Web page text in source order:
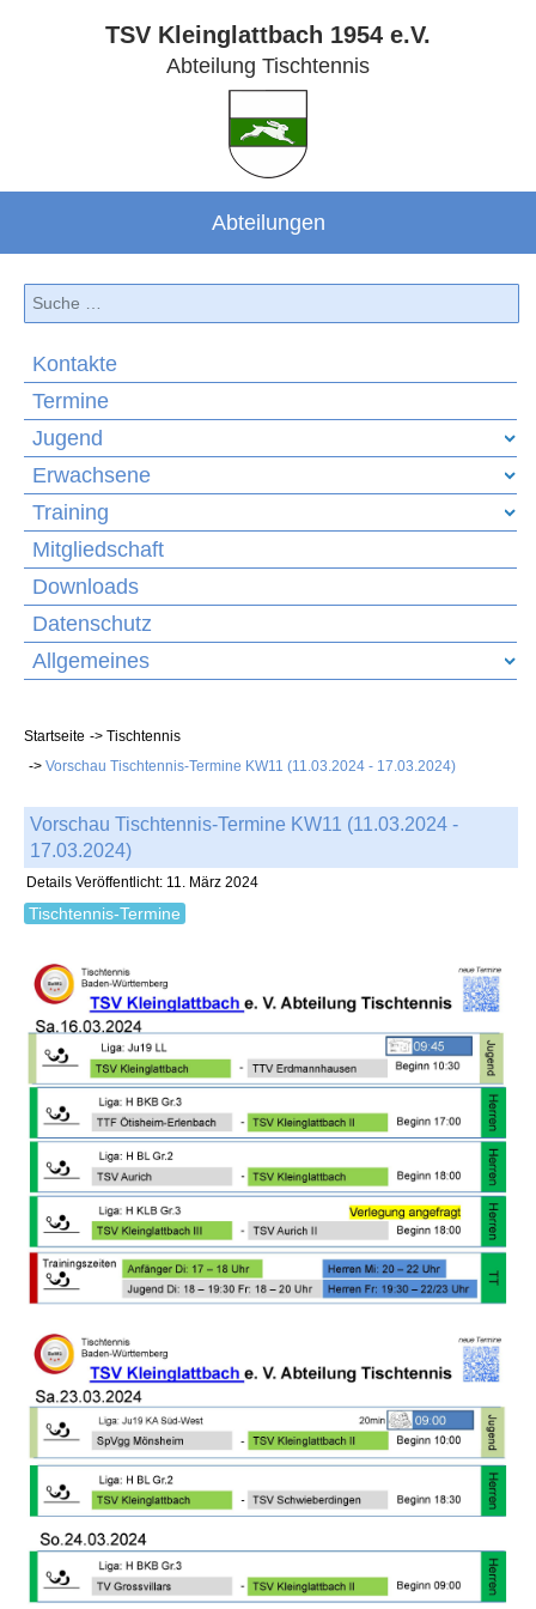
TSV Kleinglattbach 1954 e.V.
Abteilung Tischtennis
Abteilungen
Suchen
Kontakte
Termine
Jugend
Erwachsene
Training
Mitgliedschaft
Downloads
Datenschutz
Allgemeines
Startseite
Tischtennis
Vorschau Tischtennis-Termine KW11 (11.03.2024 - 17.03.2024)
Vorschau Tischtennis-Termine KW11 (11.03.2024 -
17.03.2024)
Details Veröffentlicht: 11. März 2024
Tischtennis-Termine